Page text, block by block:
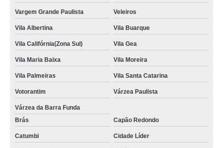
Vargem Grande Paulista Veleiros
Vila Albertina Vila Buarque
Vila Califórnia(Zona Sul) Vila Gea
Vila Maria Baixa Vila Moreira
Vila Palmeiras Vila Santa Catarina
Votorantim Várzea Paulista
Várzea da Barra Funda
Brás
Capão Redondo
Catumbi Cidade Líder